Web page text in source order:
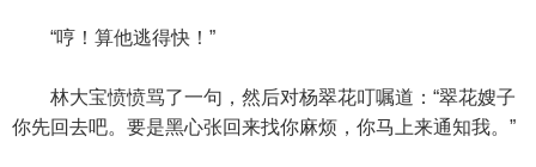
“哼！算他逃得快！”
林大宝愤愤骂了一句，然后对杨翠花叮嘱道：“翠花嫂子
你先回去吧。要是黑心张回来找你麻烦，你马上来通知我。”